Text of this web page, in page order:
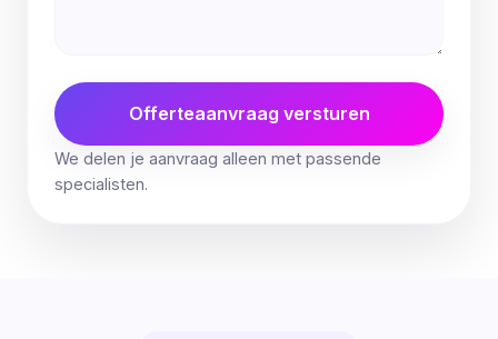
Offerteaanvraag versturen
We delen je aanvraag alleen met passende
specialisten.